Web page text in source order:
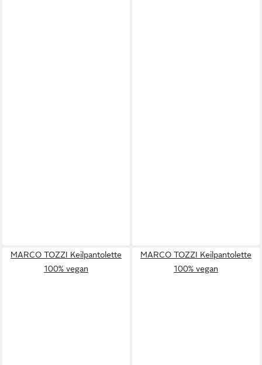
MARCO TOZZI Keilpantolette
100% vegan
MARCO TOZZI Keilpantolette
100% vegan